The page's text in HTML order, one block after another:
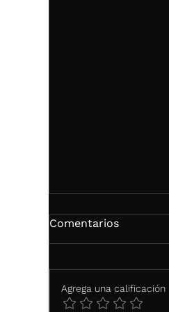
Comentarios
Agrega una calificación